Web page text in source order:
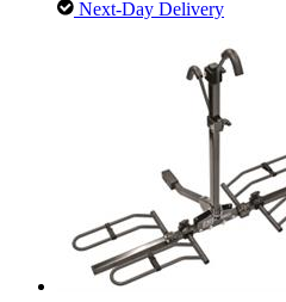
Next-Day Delivery